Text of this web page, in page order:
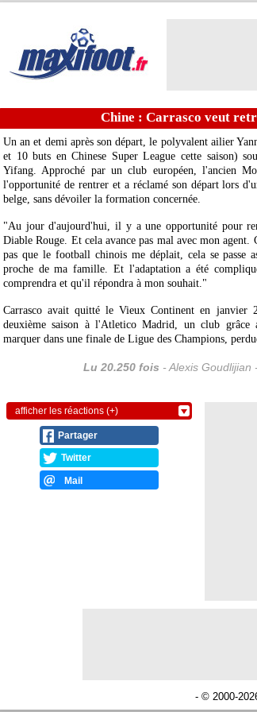
Chine : Carrasco veut
Un an et demi après son départ, le polyvalent ailier
et 10 buts en Chinese Super League cette saison)
Yifang. Approché par un club européen, l'ancien
l'opportunité de rentrer et a réclamé son départ lors
belge, sans dévoiler la formation concernée.
"Au jour d'aujourd'hui, il y a une opportunité pour
Diable Rouge. Et cela avance pas mal avec mon
pas que le football chinois me déplait, cela se passe
proche de ma famille. Et l'adaptation a été
comprendra et qu'il répondra à mon souhait."
Carrasco avait quitté le Vieux Continent en janvier
deuxième saison à l'Atletico Madrid, un club
marquer dans une finale de Ligue des Champions,
Lu 20.250 fois - Alexis
afficher les réactions (+)
Partager
Twitter
Mail
- © 2000-